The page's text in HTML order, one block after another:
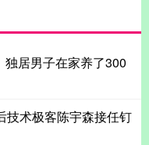
居男子在家养了300
技术极客陈宇森接任钉